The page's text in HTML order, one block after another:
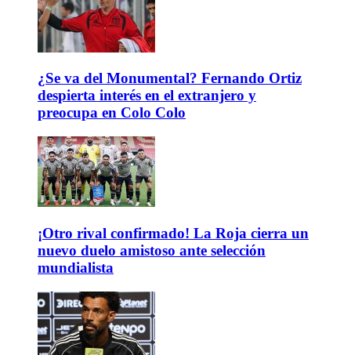
¿Se va del Monumental? Fernando Ortiz
despierta interés en el extranjero y
preocupa en Colo Colo
¡Otro rival confirmado! La Roja cierra un
nuevo duelo amistoso ante selección
mundialista